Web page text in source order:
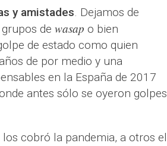
y amistades. Dejamos de
de wasap o bien
de estado como quien
de por medio y una
en la España de 2017
antes sólo se oyeron golpes
los cobró la pandemia, a otros el